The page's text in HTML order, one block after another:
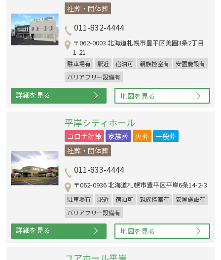
社葬・団体葬
011-832-4444
〒062-0003 北海道札幌市豊平区美園3条2丁目
1-21
駐車場有 駅近 宿泊可 親族控室有
安置施設有
バリアフリー設備有
詳細を見る 地図を見る
平岸シティホール
コロナ対策 家族葬 火葬
一般葬
社葬・団体葬
011-833-4444
〒062-0936 北海道札幌市豊平区平岸6条14-2-3
駐車場有 駅近 宿泊可 親族控室有
安置施設有
バリアフリー設備有
詳細を見る 地図を見る